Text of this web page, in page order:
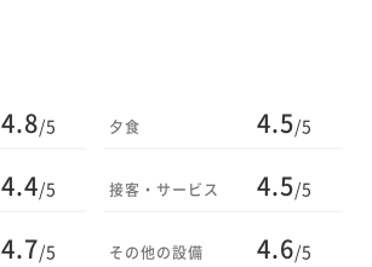
4.8/5
4.4/5
4.7/5
夕食 4.5/5
接客・サービス 4.5/5
その他の設備 4.6/5